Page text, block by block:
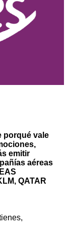
porqué vale
emitir
aéreas
QATAR